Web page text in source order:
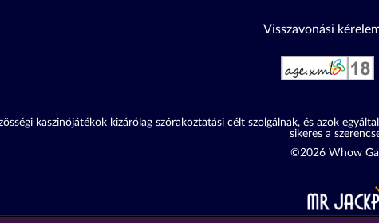
Visszavonási
kaszinójátékok kizárólag szórakoztatási célt szolgálnak, és azok
sikeres a
©2026 Whow